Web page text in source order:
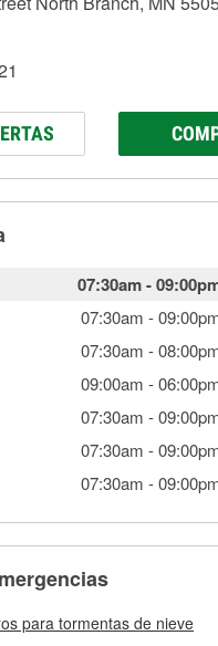
07:30am-
07:30am -
07:30am -
09:00am -
07:30am -
07:30am -
07:30am -
para tormentas de nieve